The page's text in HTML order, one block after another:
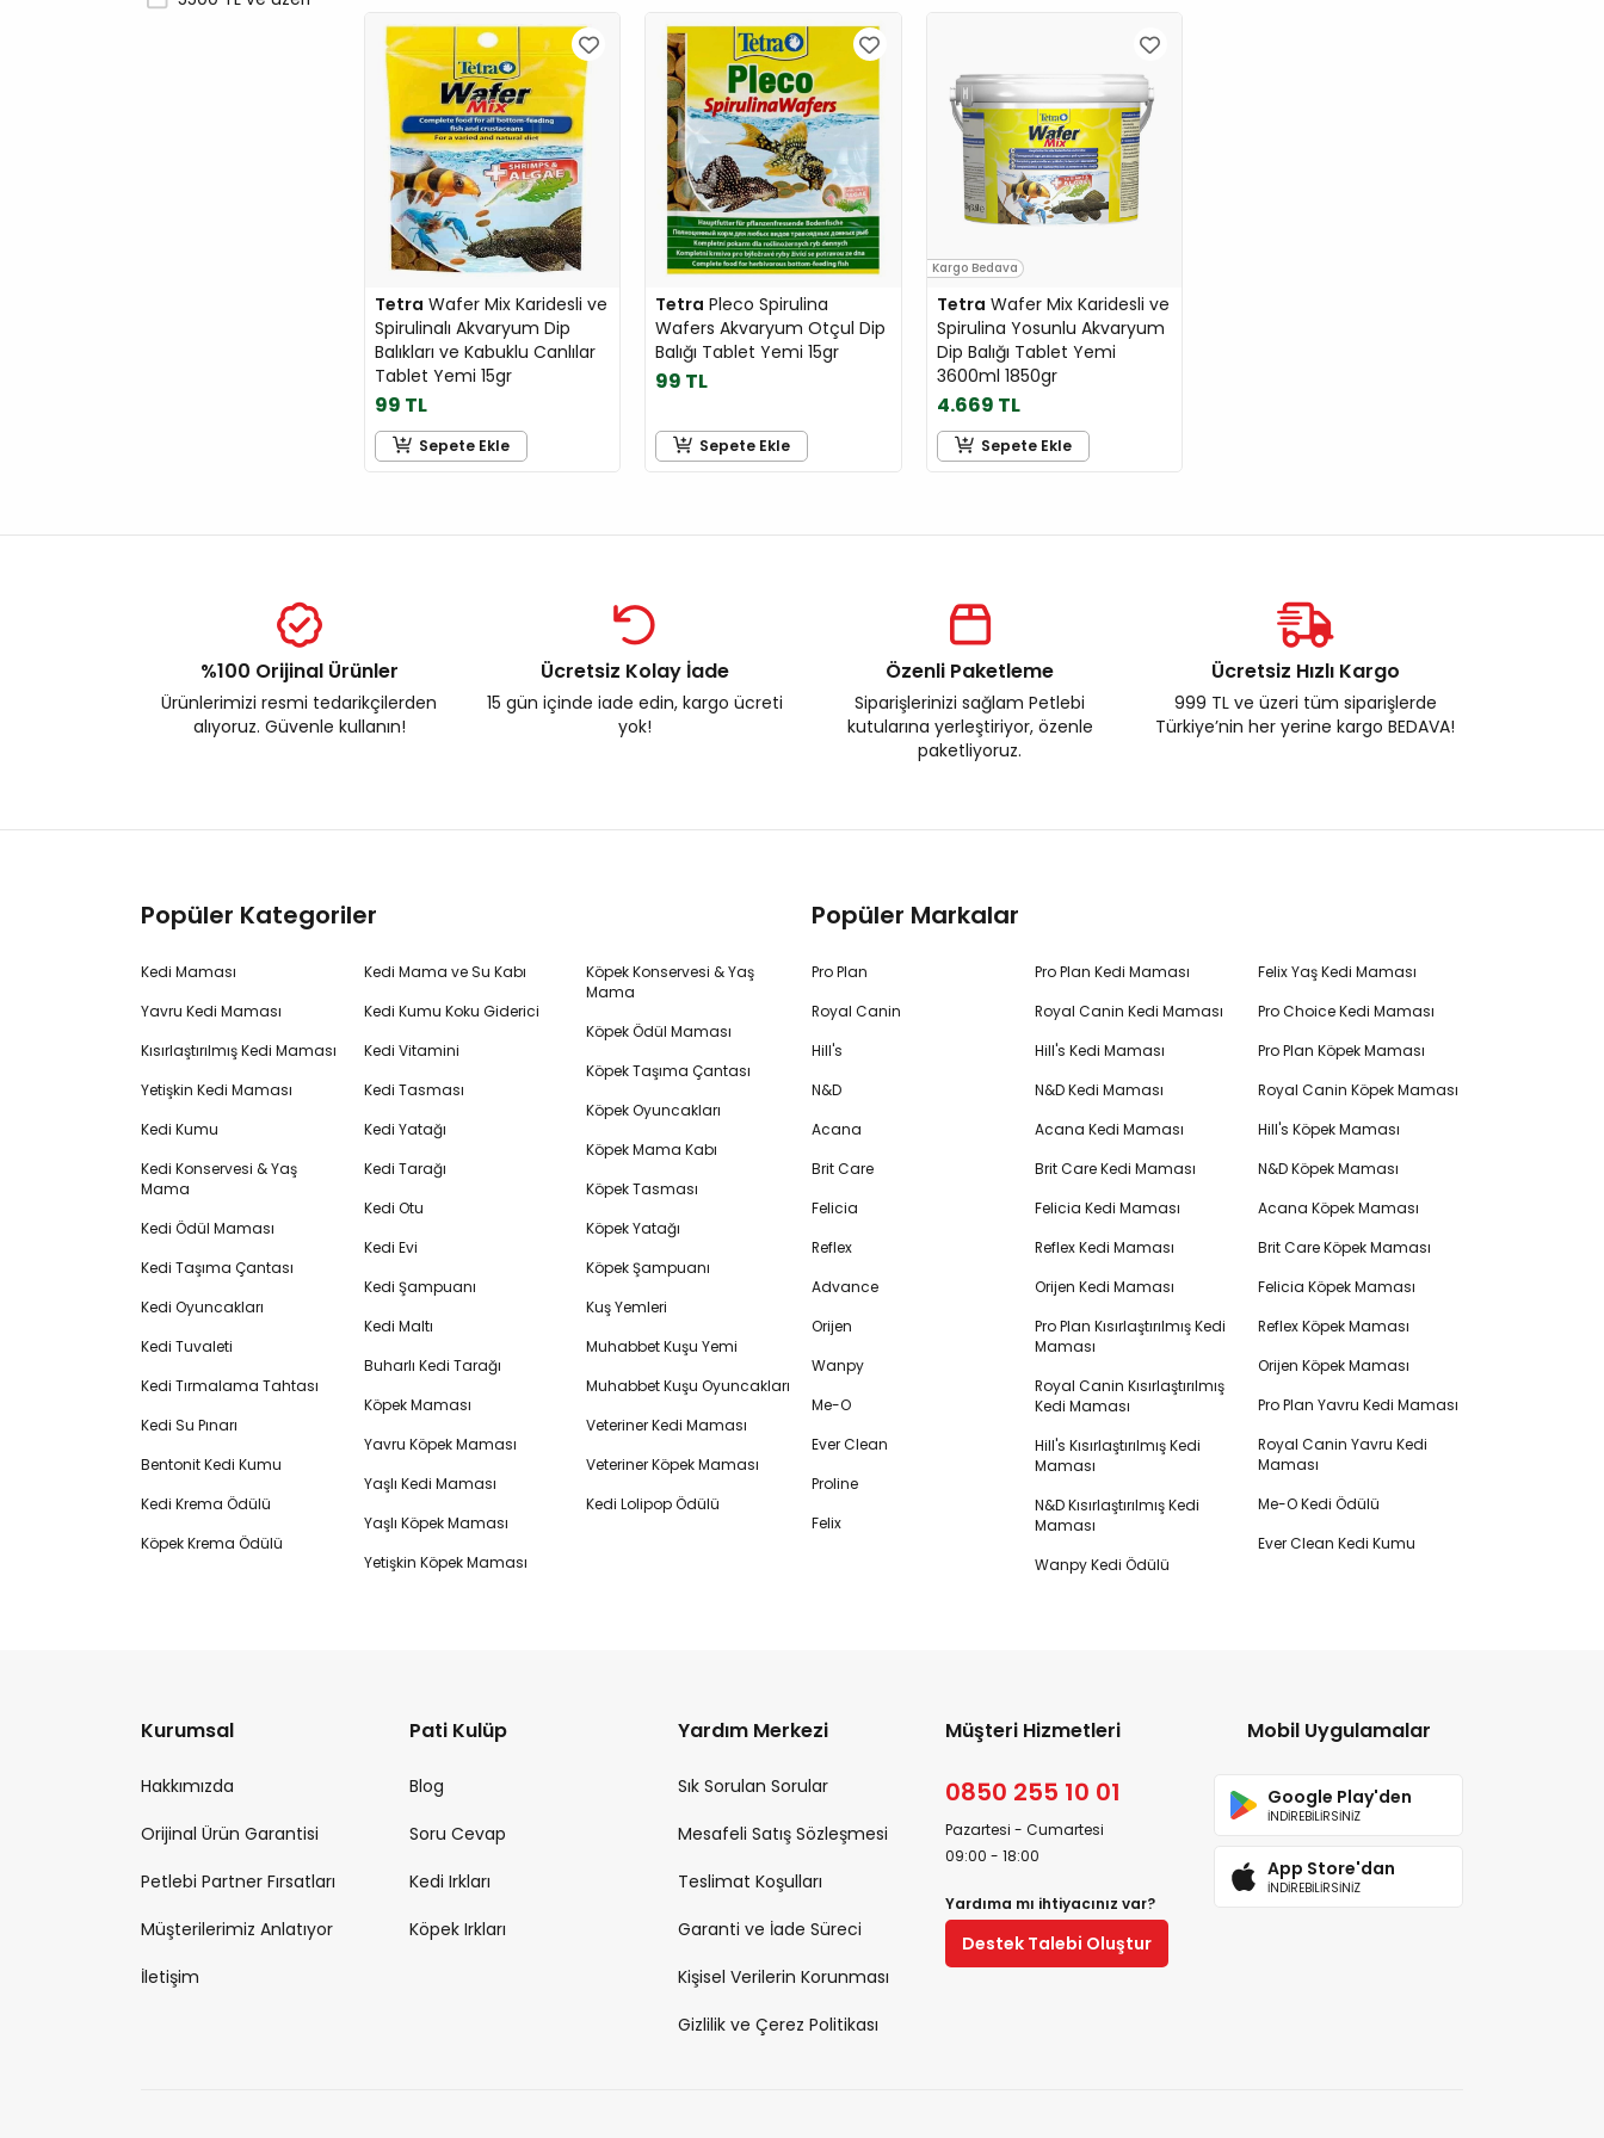
Tetra Wafer Mix Karidesli ve
Spirulinalı Akvaryum Dip
Balıkları ve Kabuklu Canlılar
Tablet Yemi 15gr
99 TL
Sepete Ekle
Tetra Pleco Spirulina
Wafers Akvaryum Otçul Dip
Balığı Tablet Yemi 15gr
99 TL
Sepete Ekle
Kargo Bedava
Tetra Wafer Mix Karidesli ve
Spirulina Yosunlu Akvaryum
Dip Balığı Tablet Yemi
3600ml 1850gr
4.669 TL
Sepete Ekle
%100 Orijinal Ürünler
Ürünlerimizi resmi tedarikçilerden
alıyoruz. Güvenle kullanın!
Ücretsiz Kolay İade
15 gün içinde iade edin, kargo ücreti
yok!
Özenli Paketleme
Siparişlerinizi sağlam Petlebi
kutularına yerleştiriyor, özenle
paketliyoruz.
Ücretsiz Hızlı Kargo
999 TL ve üzeri tüm siparişlerde
Türkiye’nin her yerine kargo BEDAVA!
Popüler Kategoriler
Kedi Maması
Yavru Kedi Maması
Kısırlaştırılmış Kedi Maması
Yetişkin Kedi Maması
Kedi Kumu
Kedi Konservesi & Yaş
Mama
Kedi Ödül Maması
Kedi Taşıma Çantası
Kedi Oyuncakları
Kedi Tuvaleti
Kedi Tırmalama Tahtası
Kedi Su Pınarı
Bentonit Kedi Kumu
Kedi Krema Ödülü
Köpek Krema Ödülü
Kedi Mama ve Su Kabı
Kedi Kumu Koku Giderici
Kedi Vitamini
Kedi Tasması
Kedi Yatağı
Kedi Tarağı
Kedi Otu
Kedi Evi
Kedi Şampuanı
Kedi Maltı
Buharlı Kedi Tarağı
Köpek Maması
Yavru Köpek Maması
Yaşlı Kedi Maması
Yaşlı Köpek Maması
Yetişkin Köpek Maması
Köpek Konservesi & Yaş
Mama
Köpek Ödül Maması
Köpek Taşıma Çantası
Köpek Oyuncakları
Köpek Mama Kabı
Köpek Tasması
Köpek Yatağı
Köpek Şampuanı
Kuş Yemleri
Muhabbet Kuşu Yemi
Muhabbet Kuşu Oyuncakları
Veteriner Kedi Maması
Veteriner Köpek Maması
Kedi Lolipop Ödülü
Popüler Markalar
Pro Plan
Royal Canin
Hill's
N&D
Acana
Brit Care
Felicia
Reflex
Advance
Orijen
Wanpy
Me-O
Ever Clean
Proline
Felix
Pro Plan Kedi Maması
Royal Canin Kedi Maması
Hill's Kedi Maması
N&D Kedi Maması
Acana Kedi Maması
Brit Care Kedi Maması
Felicia Kedi Maması
Reflex Kedi Maması
Orijen Kedi Maması
Pro Plan Kısırlaştırılmış Kedi
Maması
Royal Canin Kısırlaştırılmış
Kedi Maması
Hill's Kısırlaştırılmış Kedi
Maması
N&D Kısırlaştırılmış Kedi
Maması
Wanpy Kedi Ödülü
Felix Yaş Kedi Maması
Pro Choice Kedi Maması
Pro Plan Köpek Maması
Royal Canin Köpek Maması
Hill's Köpek Maması
N&D Köpek Maması
Acana Köpek Maması
Brit Care Köpek Maması
Felicia Köpek Maması
Reflex Köpek Maması
Orijen Köpek Maması
Pro Plan Yavru Kedi Maması
Royal Canin Yavru Kedi
Maması
Me-O Kedi Ödülü
Ever Clean Kedi Kumu
Kurumsal
Hakkımızda
Orijinal Ürün Garantisi
Petlebi Partner Fırsatları
Müşterilerimiz Anlatıyor
İletişim
Pati Kulüp
Blog
Soru Cevap
Kedi Irkları
Köpek Irkları
Yardım Merkezi
Sık Sorulan Sorular
Mesafeli Satış Sözleşmesi
Teslimat Koşulları
Garanti ve İade Süreci
Kişisel Verilerin Korunması
Gizlilik ve Çerez Politikası
Müşteri Hizmetleri
0850 255 10 01
Pazartesi - Cumartesi
09:00 - 18:00
Yardıma mı ihtiyacınız var?
Destek Talebi Oluştur
Mobil Uygulamalar
Google Play'den
İNDİREBİLİRSİNİZ
App Store'dan
İNDİREBİLİRSİNİZ